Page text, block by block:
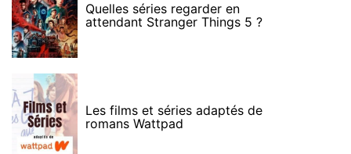
Quelles séries regarder en
attendant Stranger Things 5 ?
Les films et séries adaptés de
romans Wattpad